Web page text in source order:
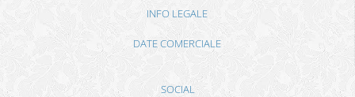
INFO LEGALE
DATE COMERCIALE
SOCIAL